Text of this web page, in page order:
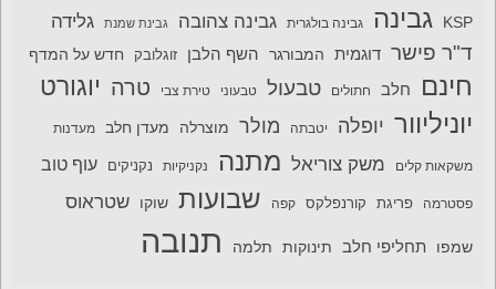
KSP גבינה גבינה בולגרית גבינה צהובה גבינת שמנת גלידה
ד"ר פישר דוגמית המבורגר השף הלבן זוגלובק חדש על המדף
חינם חלב חתולים טבעול טבעוני טירת צבי טרה יוגורט
יוניליוור יופלה יטבתה מולר מוצרלה מעדן חלב מעדנות
משקאות קלים משק צוריאל מתנה נקניקיות נקניקים עוף טוב
פסטרמה פריגת קורנפלקס קפה שבועות שוקו שטראוס
שמפו תחליפי חלב תינוקות תלמה תנובה